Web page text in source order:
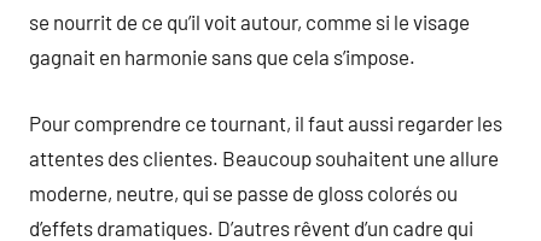
se nourrit de ce qu’il voit autour, comme si le visage
gagnait en harmonie sans que cela s’impose.
Pour comprendre ce tournant, il faut aussi regarder les
attentes des clientes. Beaucoup souhaitent une allure
moderne, neutre, qui se passe de gloss colorés ou
d’effets dramatiques. D’autres rêvent d’un cadre qui